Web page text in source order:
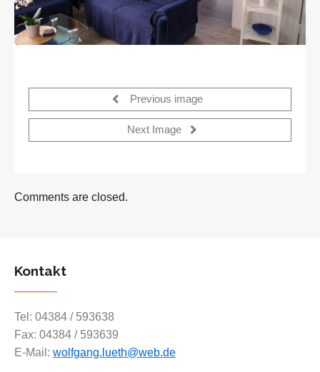
Previous image
Next Image
Comments are closed.
Kontakt
Tel: 04384 / 593638
Fax: 04384 / 593639
E-Mail: wolfgang.lueth@web.de